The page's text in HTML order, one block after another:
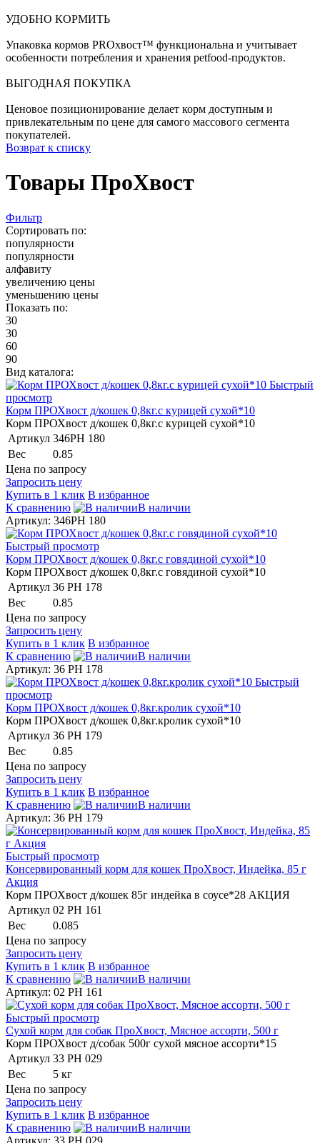
УДОБНО КОРМИТЬ
Упаковка кормов PROхвост™ функциональна и учитывает
особенности потребления и хранения petfood-продуктов.
ВЫГОДНАЯ ПОКУПКА
Ценовое позиционирование делает корм доступным и
привлекательным по цене для самого массового сегмента
покупателей.
Возврат к списку
Товары ПроХвост
Фильтр
Сортировать по:
популярности
популярности
алфавиту
увеличению цены
уменьшению цены
Показать по:
30
30
60
90
Вид каталога:
Быстрый
просмотр
Корм ПРОХвост д/кошек 0,8кг.с курицей сухой*10
Корм ПРОХвост д/кошек 0,8кг.с курицей сухой*10
Артикул 346PH 180
Вес
0.85
Цена по запросу
Запросить цену
Купить в 1 клик В избранное
К сравнению
В наличии
Артикул: 346PH 180
Быстрый просмотр
Корм ПРОХвост д/кошек 0,8кг.с говядиной сухой*10
Корм ПРОХвост д/кошек 0,8кг.с говядиной сухой*10
Артикул 36 PH 178
Вес
0.85
Цена по запросу
Запросить цену
Купить в 1 клик В избранное
К сравнению
В наличии
Артикул: 36 PH 178
Быстрый
просмотр
Корм ПРОХвост д/кошек 0,8кг.кролик сухой*10
Корм ПРОХвост д/кошек 0,8кг.кролик сухой*10
Артикул 36 PH 179
Вес
0.85
Цена по запросу
Запросить цену
Купить в 1 клик В избранное
К сравнению
В наличии
Артикул: 36 PH 179
Быстрый просмотр
Консервированный корм для кошек ПроХвост, Индейка, 85 г
Акция
Корм ПРОХвост д/кошек 85г индейка в соусе*28 АКЦИЯ
Артикул 02 PH 161
Вес
0.085
Цена по запросу
Запросить цену
Купить в 1 клик В избранное
К сравнению
В наличии
Артикул: 02 PH 161
Быстрый просмотр
Сухой корм для собак ПроХвост, Мясное ассорти, 500 г
Корм ПРОХвост д/собак 500г сухой мясное ассорти*15
Артикул 33 PH 029
Вес
5 кг
Цена по запросу
Запросить цену
Купить в 1 клик В избранное
К сравнению
В наличии
Артикул: 33 PH 029